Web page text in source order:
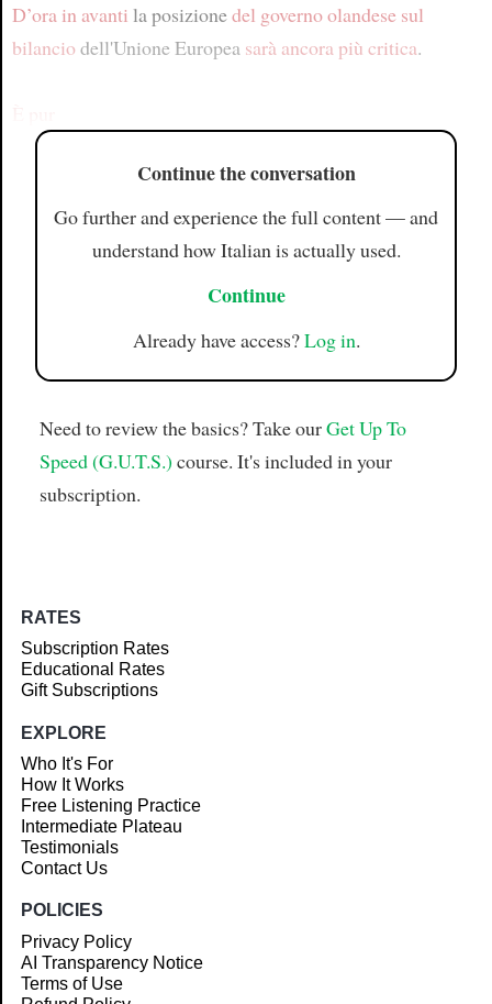
D’ora in avanti la posizionedel governo olandese sul
bilancio dell'Unione Europea sarà ancora più critica.
Continue the conversation
Go further and experience the full content — and
understand how Italian is actually used.
Continue
Already have access?Log in.
Need to review the basics? Take ourGet Up To
Speed (G.U.T.S.) course. It's included in your
subscription.
RATES
Subscription Rates
Educational Rates
Gift Subscriptions
EXPLORE
Who It's For
How It Works
Free Listening Practice
Intermediate Plateau
Testimonials
Contact Us
POLICIES
Privacy Policy
AI Transparency Notice
Terms of Use